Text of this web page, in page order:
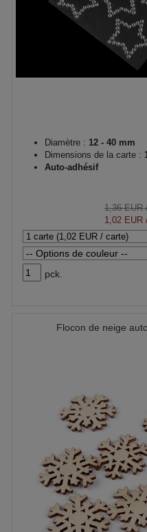
Diamètre : 12 - 40 mm
Dimensions de la carte :
Auto-adhésif
1,36 EUR/
1,02 EUR/
pck.
Flocon de neige